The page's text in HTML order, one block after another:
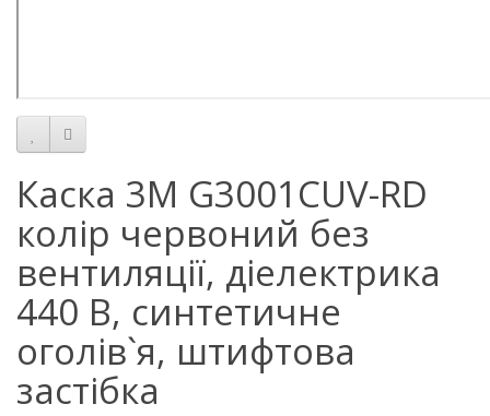
Каска 3М G3001CUV-RD
колір червоний без
вентиляції, діелектрика
440 В, синтетичне
оголів`я, штифтова
застібка